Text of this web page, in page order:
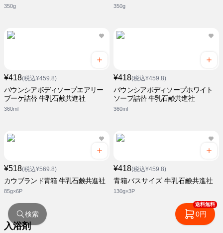
350g 350g
¥418(税込¥459.8)
バウンシアボディソープエアリー
ブーケ詰替 牛乳石鹸共進社
360ml
¥418(税込¥459.8)
バウンシアボディソープホワイト
ソープ詰替 牛乳石鹸共進社
360ml
¥518(税込¥569.8)
カウブランド青箱 牛乳石鹸共進社
85g×6P
¥418(税込¥459.8)
青箱バスサイズ 牛乳石鹸共進社
130g×3P
入浴剤
検索
送料無料
0円